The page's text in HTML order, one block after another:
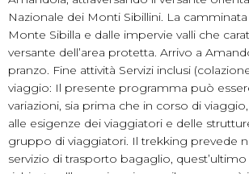
Nazionale dei Monti Sibillini. La
Monte Sibilla e dalle impervie valli che
versante dell’area protetta. Arrivo a
pranzo. Fine attività Servizi inclusi
viaggio: Il presente programma può
variazioni, sia prima che in corso di
alle esigenze dei viaggiatori e delle
gruppo di viaggiatori. Il trekking prevede
servizio di trasporto bagaglio,